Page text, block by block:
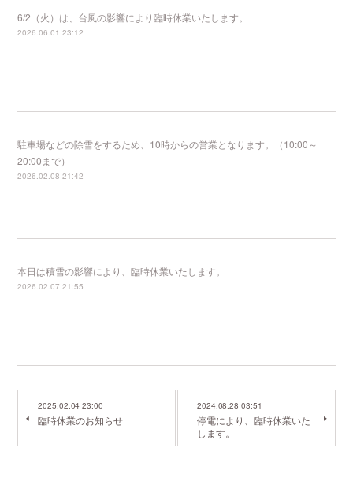
6/2（火）は、台風の影響により臨時休業いたします。
2026.06.01 23:12
駐車場などの除雪をするため、10時からの営業となります。（10:00～
20:00まで）
2026.02.08 21:42
本日は積雪の影響により、臨時休業いたします。
2026.02.07 21:55
2025.02.04 23:00
臨時休業のお知らせ
2024.08.28 03:51
停電により、臨時休業いた
します。